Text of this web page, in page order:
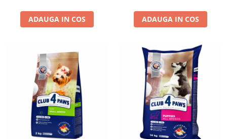
ADAUGA IN COS ADAUGA IN COS